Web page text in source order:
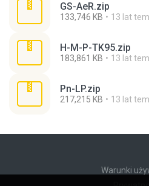
GS-AeR.zip
133,746 KB 13 lat
H-M-P-TK95.zip
183,861 KB 13 lat
Pn-LP.zip
217,215 KB 13 lat
Warunki